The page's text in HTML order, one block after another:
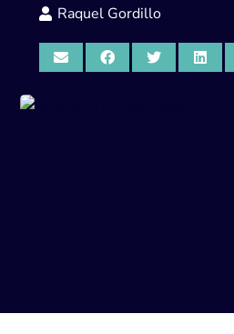
Raquel Gordillo